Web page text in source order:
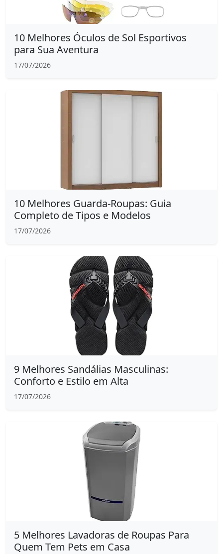
10 Melhores Óculos de Sol Esportivos
para Sua Aventura
17/07/2026
10 Melhores Guarda-Roupas: Guia
Completo de Tipos e Modelos
17/07/2026
9 Melhores Sandálias Masculinas:
Conforto e Estilo em Alta
17/07/2026
5 Melhores Lavadoras de Roupas Para
Quem Tem Pets em Casa